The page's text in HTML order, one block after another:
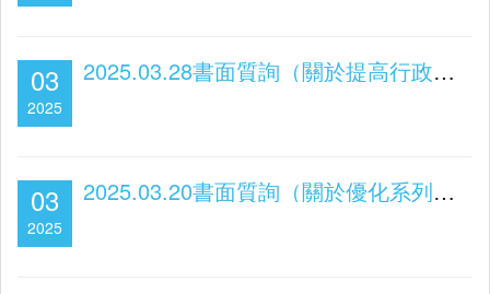
03
2025
2025.03.28書面質詢（關於提高行政效率，降低企業創業的成本）
03
2025
2025.03.20書面質詢（關於優化系列措施保障本澳消費者權益）